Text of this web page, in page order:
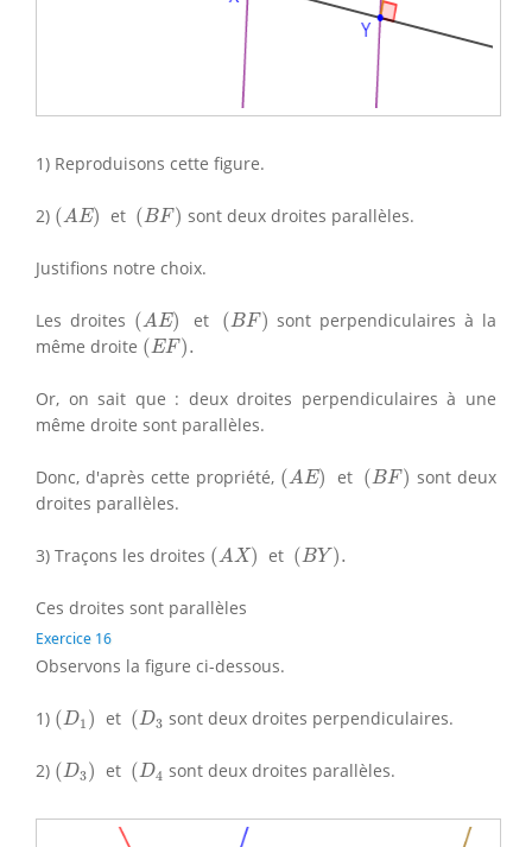
1) Reproduisons cette figure.
2) (AE)
(AE) et (BF)
(BF) sont deux droites parallèles.
Justifions notre choix.
Les droites (AE)
(AE) et (BF)
(BF)
sont perpendiculaires à la
même droite (EF).
(EF).
Or, on sait que : deux droites perpendiculaires à une
même droite sont parallèles.
Donc, d'après cette propriété, (AE)
(AE) et (BF)
(BF)
sont deux
droites parallèles.
3) Traçons les droites (AX)
(AX) et (BY ).
(BY).
Ces droites sont parallèles
Exercice 16
Observons la figure ci-dessous.
1) (D1 )
(D1 ) et (D3
(D3 sont deux droites perpendiculaires.
2) (D3)
(D3 ) et (D4
(D4 sont deux droites parallèles.